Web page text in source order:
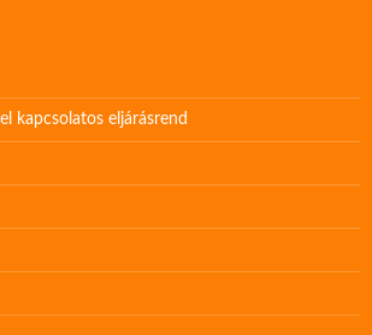
kapcsolatos eljárásrend